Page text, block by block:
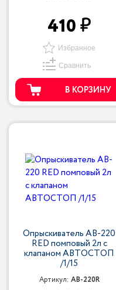
410
Избранное
Сравнить
В КОРЗИНУ
Опрыскиватель AB-220
RED помповый 2л с
клапаном АВТОСТОП
/1/15
Артикул: AB-220R